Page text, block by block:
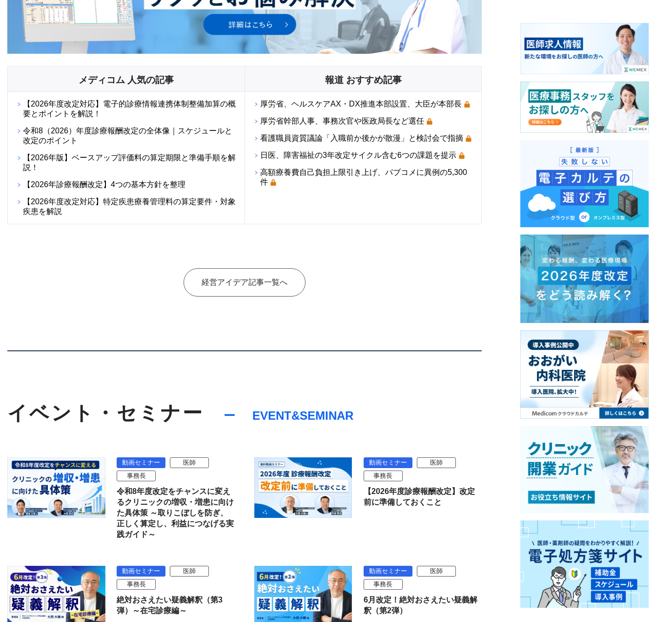
メディコム 人気の記事
【2026年度改定対応】電子的診療情報連携体制整備加算の概
要とポイントを解説！
令和8（2026）年度診療報酬改定の全体像｜スケジュールと
改定のポイント
【2026年版】ベースアップ評価料の算定期限と準備手順を解
説！
【2026年診療報酬改定】4つの基本方針を整理
【2026年度改定対応】特定疾患療養管理料の算定要件・対象
疾患を解説
報道 おすすめ記事
厚労省、ヘルスケアAX・DX推進本部設置、大臣が本部長
厚労省幹部人事、事務次官や医政局長など選任
看護職員資質議論「入職前か後かが散漫」と検討会で指摘
日医、障害福祉の3年改定サイクル含む6つの課題を提示
高額療養費自己負担上限引き上げ、パブコメに異例の5,300
件
経営アイデア記事一覧へ
イベント・セミナー EVENT&SEMINAR
動画セミナー
医師
事務長
令和8年度改定をチャンスに変え
るクリニックの増収・増患に向け
た具体策 ～取りこぼしを防ぎ、
正しく算定し、利益につなげる実
践ガイド～
動画セミナー
医師
事務長
【2026年度診療報酬改定】改定
前に準備しておくこと
動画セミナー
医師
事務長
絶対おさえたい疑義解釈（第3
弾）～在宅診療編～
動画セミナー
医師
事務長
6月改定！絶対おさえたい疑義解
釈（第2弾）